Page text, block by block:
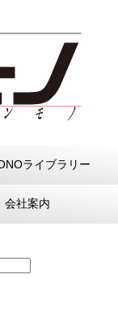
ライブラリー
会社案内